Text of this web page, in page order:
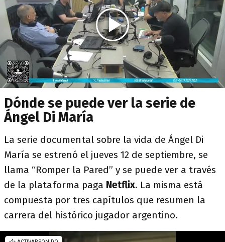
Dónde se puede ver la serie de
Ángel Di María
La serie documental sobre la vida de Ángel Di
María se estrenó el jueves 12 de septiembre, se
llama “Romper la Pared” y se puede ver a través
de la plataforma paga Netflix. La misma está
compuesta por tres capítulos que resumen la
carrera del histórico jugador argentino.